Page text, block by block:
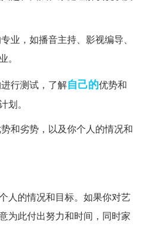
业，如播音主持、影视编导、
行测试，了解自己的优势和
划。
和劣势，以及你个人的情况和
人的情况和目标。如果你对艺
为此付出努力和时间，同时家